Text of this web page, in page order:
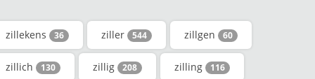
zillekens 36 ziller 544 zillgen 60
zillich 130 zillig 208 zilling 116